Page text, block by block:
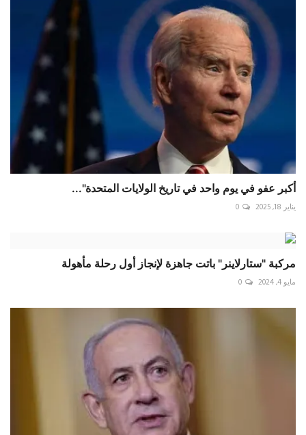
أكبر عفو في يوم واحد في تاريخ الولايات المتحدة"...
يناير 18, 2025 0
مركبة "ستارلاينر" باتت جاهزة لإنجاز أول رحلة مأهولة
مايو 4, 2024 0